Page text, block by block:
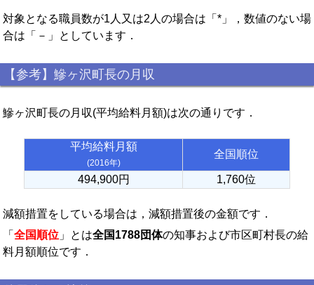
対象となる職員数が1人又は2人の場合は「*」，数値のない場
合は「－」としています．
【参考】鰺ヶ沢町長の月収
鰺ヶ沢町長の月収(平均給料月額)は次の通りです．
平均給料月額
(2016年)
全国順位
494,900円 1,760位
減額措置をしている場合は，減額措置後の金額です．
「 全国順位 」とは全国1788団体の知事および市区町村長の給
料月額順位です．